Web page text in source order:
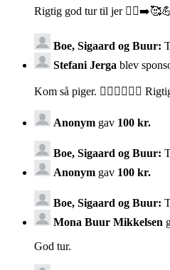
Rigtig god tur til jer
Boe, Sigaard og Buur:
Stefani Jerga blev
Kom så piger. 🚶‍♀️🚶‍♀️🚶‍♀️
Anonym gav 100 kr.
Boe, Sigaard og Buur:
Anonym gav 100 kr.
Boe, Sigaard og Buur:
Mona Buur Mikkelsen
God tur.